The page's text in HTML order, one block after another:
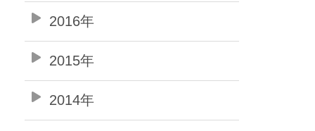
2016年
2015年
2014年